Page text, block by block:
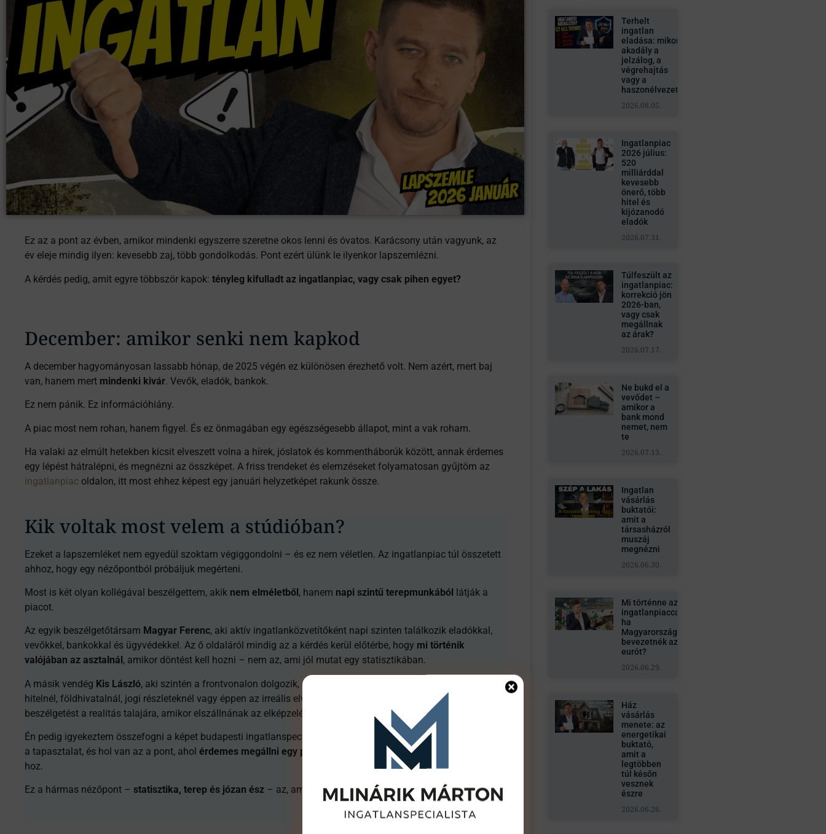
Ez az a pont az évben, amikor mindenki egyszerre szeretne okos lenni és óvatos. Karácsony után vagyunk, az
év eleje mindig ilyen: kevesebb zaj, több gondolkodás. Pont ezért ülünk le ilyenkor lapszemlézni.
A kérdés pedig, amit egyre többször kapok: tényleg kifulladt az ingatlanpiac, vagy csak pihen egyet?
December: amikor senki nem kapkod
A december hagyományosan lassabb hónap, de 2025 végén ez különösen érezhető volt. Nem azért, mert baj
van, hanem mert mindenki kivár. Vevők, eladók, bankok.
Ez nem pánik. Ez információhiány.
A piac most nem rohan, hanem figyel. És ez önmagában egy egészségesebb állapot, mint a vak roham.
Ha valaki az elmúlt hetekben kicsit elveszett volna a hírek, jóslatok és kommentháborúk között, annak érdemes
egy lépést hátralépni, és megnézni az összképet. A friss trendeket és elemzéseket folyamatosan gyűjtöm az
ingatlanpiac oldalon, itt most ehhez képest egy januári helyzetképet rakunk össze.
Kik voltak most velem a stúdióban?
Ezeket a lapszemléket nem egyedül szoktam végiggondolni – és ez nem véletlen. Az ingatlanpiac túl összetett
ahhoz, hogy egy nézőpontból próbáljuk megérteni.
Most is két olyan kollégával beszélgettem, akik nem elméletből, hanem napi szintű terepmunkából látják a
piacot.
Az egyik beszélgetőtársam Magyar Ferenc, aki aktív ingatlanközvetítőként napi szinten találkozik eladókkal,
vevőkkel, bankokkal és ügyvédekkel. Az ő oldaláról mindig az a kérdés kerül előtérbe, hogy mi történik
valójában az asztalnál , amikor döntést kell hozni – nem az, ami jól mutat egy statisztikában.
A másik vendég Kis László, aki szintén a frontvonalon dolgozik, és pontosan látja, hol akadnak el az ügyletek:
hitelnél, földhivatalnál, jogi részleteknél vagy éppen az irreális elvárásoknál. Ő az, aki rendre visszahozza a
beszélgetést a realitás talajára, amikor elszállnának az elképzelések.
Én pedig igyekeztem összefogni a képet budapesti ingatlanspecialistaként: mit mutatnak a számok, mit mutat
a tapasztalat, és hol van az a pont, ahol érdemes megállni egy pillanatra gondolkodni
, mielőtt valaki döntést
hoz.
Ez a hármas nézőpont – statisztika, terep és józan ész – az, amire ezek a lapszemlék épülnek.
Terhelt
ingatlan
eladása: mikor
akadály a
jelzálog, a
végrehajtás
vagy a
haszonélvezet?
2026.08.05.
Ingatlanpiac
2026 július:
520
milliárddal
kevesebb
önerő, több
hitel és
kijózanodó
eladók
2026.07.31.
Túlfeszült az
ingatlanpiac:
korrekció jön
2026-ban,
vagy csak
megállnak
az árak?
2026.07.17.
Ne bukd el a
vevődet –
amikor a
bank mond
nemet, nem
te
2026.07.13.
Ingatlan
vásárlás
buktatói:
amit a
társasházról
muszáj
megnézni
2026.06.30.
Mi történne az
ingatlanpiaccal,
ha
Magyarországon
bevezetnék az
eurót?
2026.06.29.
Ház
vásárlás
menete: az
energetikai
buktató,
amit a
legtöbben
túl későn
vesznek
észre
2026.06.26.